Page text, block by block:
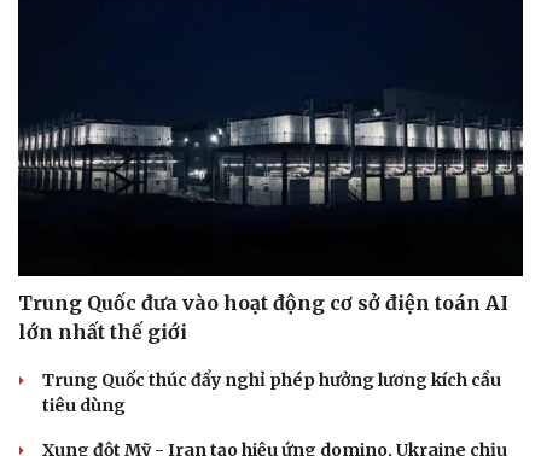
Doanh nghiệp
Thông tin doanh nghiệp
Doanh nghiệp 24h
Vì cộng đồng
Công nghệ
Sành điệu
Chuyển đổi số
Trung Quốc đưa vào hoạt động cơ sở điện toán AI
lớn nhất thế giới
Trung Quốc thúc đẩy nghỉ phép hưởng lương kích cầu
tiêu dùng
Xung đột Mỹ - Iran tạo hiệu ứng domino, Ukraine chịu